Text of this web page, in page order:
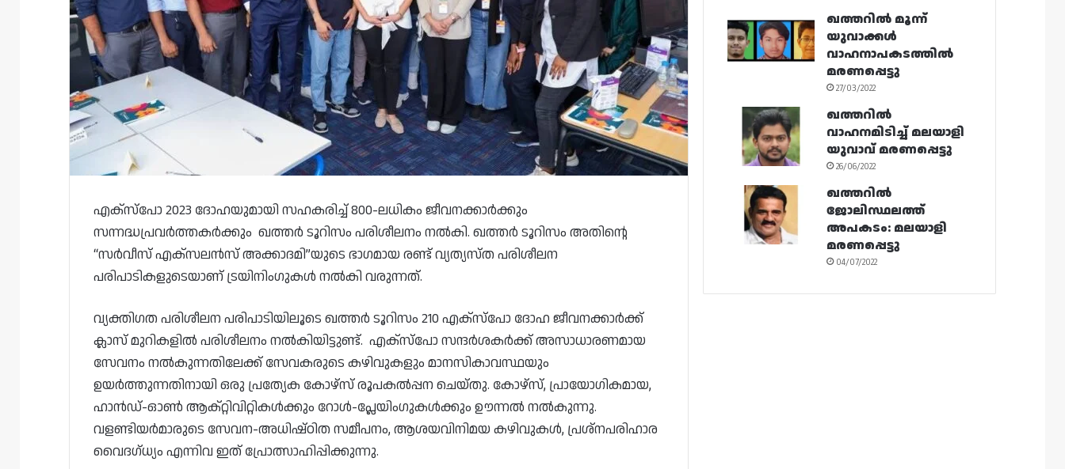
എക്‌സ്‌പോ 2023 ദോഹയുമായി സഹകരിച്ച് 800-ലധികം ജീവനക്കാർക്കും
സന്നദ്ധപ്രവർത്തകർക്കും ഖത്തർ ടൂറിസം പരിശീലനം നൽകി. ഖത്തർ ടൂറിസം അതിന്റെ
“സർവീസ് എക്‌സലൻസ് അക്കാദമി”യുടെ ഭാഗമായ രണ്ട് വ്യത്യസ്ത പരിശീലന
പരിപാടികളുടെയാണ് ട്രയിനിംഗുകൾ നൽകി വരുന്നത്.
വ്യക്തിഗത പരിശീലന പരിപാടിയിലൂടെ ഖത്തർ ടൂറിസം 210 എക്‌സ്‌പോ ദോഹ ജീവനക്കാർക്ക്
ക്ലാസ് മുറികളിൽ പരിശീലനം നൽകിയിട്ടുണ്ട്. എക്‌സ്‌പോ സന്ദർശകർക്ക് അസാധാരണമായ
സേവനം നൽകുന്നതിലേക്ക് സേവകരുടെ കഴിവുകളും മാനസികാവസ്ഥയും
ഉയർത്തുന്നതിനായി ഒരു പ്രത്യേക കോഴ്‌സ് രൂപകൽപ്പന ചെയ്‌തു. കോഴ്‌സ്, പ്രായോഗികമായ,
ഹാൻഡ്-ഓൺ ആക്റ്റിവിറ്റികൾക്കും റോൾ-പ്ലേയിംഗുകൾക്കും ഊന്നൽ നൽകുന്നു.
വളണ്ടിയർമാരുടെ സേവന-അധിഷ്‌ഠിത സമീപനം, ആശയവിനിമയ കഴിവുകൾ, പ്രശ്‌നപരിഹാര
വൈദഗ്ധ്യം എന്നിവ ഇത് പ്രോത്സാഹിപ്പിക്കുന്നു.
ഖത്തറിൽ മൂന്ന്
യുവാക്കൾ
വാഹനാപകടത്തിൽ
മരണപ്പെട്ടു
27/03/2022
ഖത്തറിൽ
വാഹനമിടിച്ച് മലയാളി
യുവാവ് മരണപ്പെട്ടു
26/06/2022
ഖത്തറിൽ
ജോലിസ്ഥലത്ത്
അപകടം: മലയാളി
മരണപ്പെട്ടു
04/07/2022